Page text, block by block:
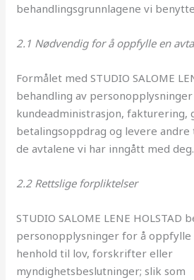
behandlingsgrunnlagene vi
2.1 Nødvendig for å oppfylle en
Formålet med STUDIO SALOME
behandling av
kundeadministrasjon, fakturering,
betalingsoppdrag og levere
de avtalene vi har inngått med deg.
2.2 Rettslige forpliktelser
STUDIO SALOME LENE HOLSTAD
personopplysninger for å
henhold til lov, forskrifter eller
myndighetsbeslutninger; slik som